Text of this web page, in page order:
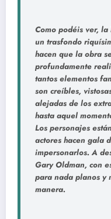
Como podéis ver,
un trasfondo
hacen que la obra
profundamente
tantos elementos
son creíbles,
alejadas de los
hasta aquel
Los personajes
actores hacen gala
impersonarlos. A
Gary Oldman, con
para nada planos y
manera.